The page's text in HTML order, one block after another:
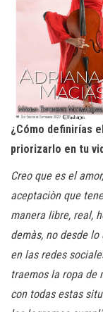
¿Cómo definirías
priorizarlo en tu
Creo que es el
aceptaciòn que
manera libre, real,
demàs, no desde
en las redes
traemos la ropa de
con todas estas